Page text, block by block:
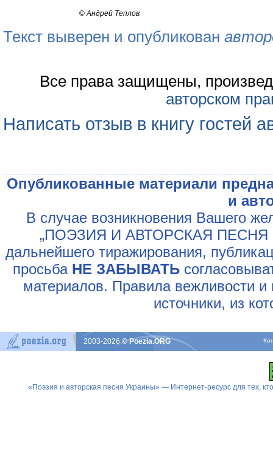
©Андрей Теплов
Текст выверен и опубликован
Все права защищены,
авторском
Написать отзыв в книгу гостей
Опубликованные материали
и
В случае возникновения Вашего
„ПОЭЗИЯ И АВТОРСКАЯ ПЕСНЯ
дальнейшего тиражирования,
просьба НЕ ЗАБЫВАТЬ
материалов. Правила вежливости и
источники, из
2003-2026© Poezia.ORG
«Поэзия и авторская песня Украины» — Интернет-ресурс для тех,